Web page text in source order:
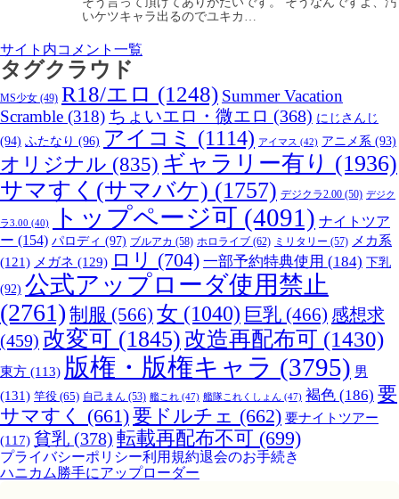
いケツキャラ出るのでユキカ…
サイト内コメント一覧
タグクラウド
MS少女 (49) R18/エロ (1248) Summer Vacation
Scramble (318) ちょいエロ・微エロ (368) にじさんじ
(94) ふたなり (96) アイコミ (1114) アイマス (42) アニメ系 (93)
オリジナル (835) ギャラリー有り (1936)
サマすく(サマバケ) (1757) デジクラ2.00 (50) デジク
ラ3.00 (40) トップページ可 (4091) ナイトツア
ー (154) パロディ (97) ブルアカ (58) ホロライブ (62) ミリタリー (57) メカ系
(121) メガネ (129) ロリ (704) 一部予約特典使用 (184) 下乳
(92) 公式アップローダ使用禁止
(2761) 制服 (566) 女 (1040) 巨乳 (466) 感想求
(459) 改変可 (1845) 改造再配布可 (1430)
東方 (113) 版権・版権キャラ (3795) 男
(131) 竿役 (65) 自己まん (53) 艦これ (47) 艦隊これくしょん (47) 褐色 (186) 要
サマすく
(661)要ドルチェ (662) 要ナイトツアー
(117) 貧乳 (378) 転載再配布不可 (699)
プライバシーポリシー利用規約退会のお手続き
ハニカム勝手にアップローダー